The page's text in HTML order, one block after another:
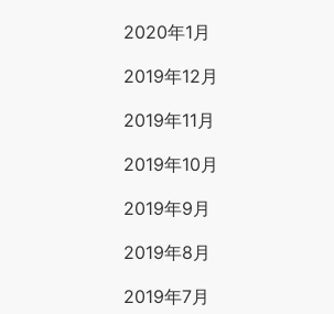
2020年1月
2019年12月
2019年11月
2019年10月
2019年9月
2019年8月
2019年7月